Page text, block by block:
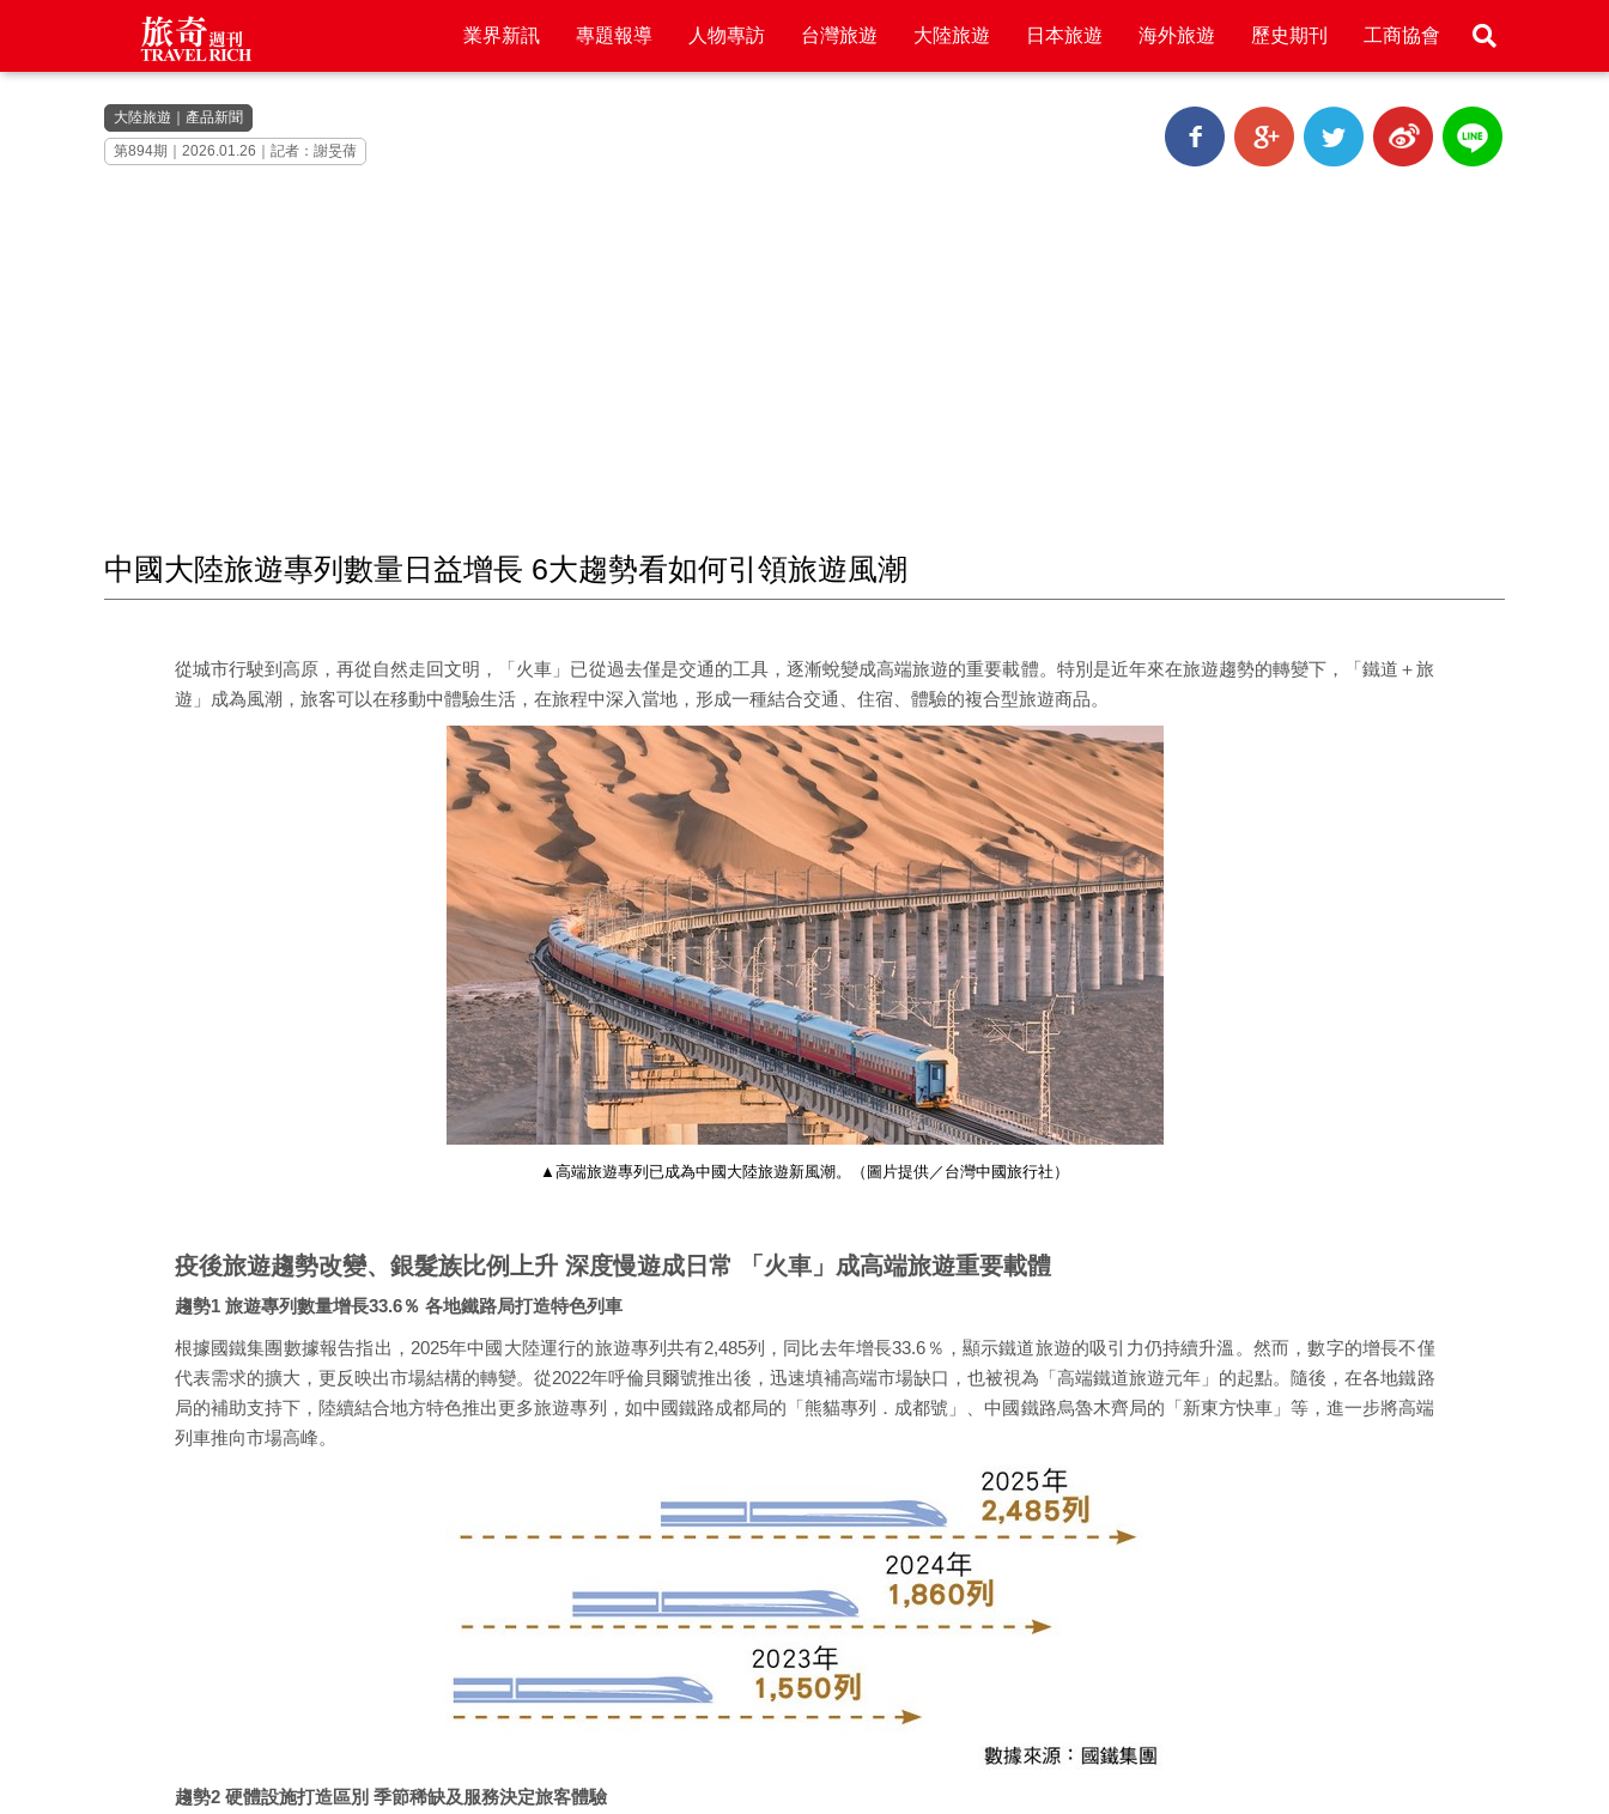
業界新訊 專題報導 人物專訪 台灣旅遊 大陸旅遊 日本旅遊 海外旅遊 歷史期刊 工商協會
大陸旅遊
產品新聞
第894期｜2026.01.26｜記者：謝旻蒨
中國大陸旅遊專列數量日益增長 6大趨勢看如何引領旅遊風潮
從城市行駛到高原，再從自然走回文明，「火車」已從過去僅是交通的工具，逐漸蛻變成高端旅遊的重要載體。特別是近年來在旅遊趨勢的轉變下，「鐵道＋旅
遊」成為風潮，旅客可以在移動中體驗生活，在旅程中深入當地，形成一種結合交通、住宿、體驗的複合型旅遊商品。
▲高端旅遊專列已成為中國大陸旅遊新風潮。（圖片提供／台灣中國旅行社）
疫後旅遊趨勢改變、銀髮族比例上升 深度慢遊成日常 「火車」成高端旅遊重要載體
趨勢1 旅遊專列數量增長33.6％ 各地鐵路局打造特色列車
根據國鐵集團數據報告指出，2025年中國大陸運行的旅遊專列共有2,485列，同比去年增長33.6％，顯示鐵道旅遊的吸引力仍持續升溫。然而，數字的增長不僅
代表需求的擴大，更反映出市場結構的轉變。從2022年呼倫貝爾號推出後，迅速填補高端市場缺口，也被視為「高端鐵道旅遊元年」的起點。隨後，在各地鐵路
局的補助支持下，陸續結合地方特色推出更多旅遊專列，如中國鐵路成都局的「熊貓專列．成都號」、中國鐵路烏魯木齊局的「新東方快車」等，進一步將高端
列車推向市場高峰。
趨勢2 硬體設施打造區別 季節稀缺及服務決定旅客體驗